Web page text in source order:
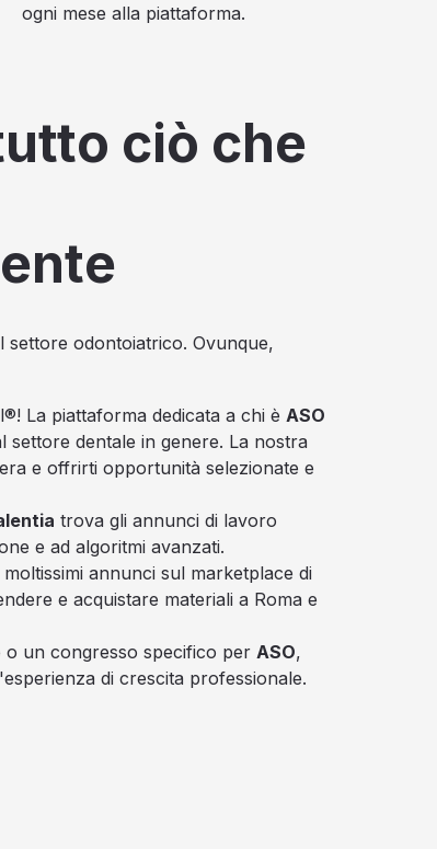
ogni mese alla piattaforma.
ciò che
settore odontoiatrico. Ovunque,
La piattaforma dedicata a chi è ASO
settore dentale in genere. La nostra
e offrirti opportunità selezionate e
trova gli annunci di lavoro
e ad algoritmi avanzati.
annunci sul marketplace di
e acquistare materiali a Roma e
un congresso specifico per ASO,
di crescita professionale.